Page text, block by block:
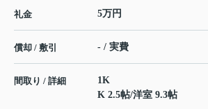
礼金 5万円
償却 / 敷引 - / 実費
間取り / 詳細
1K
K 2.5帖/洋室 9.3帖